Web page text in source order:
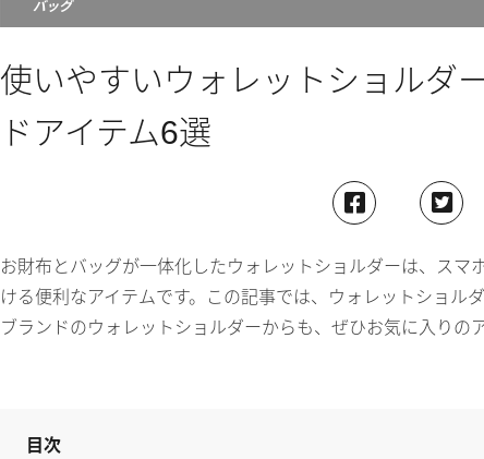
バッグ
使いやすいウォレットショルダ
ドアイテム6選
お財布とバッグが一体化したウォレットショルダーは、ス
ける便利なアイテムです。この記事では、ウォレットショル
ブランドのウォレットショルダーからも、ぜひお気に入りの
目次